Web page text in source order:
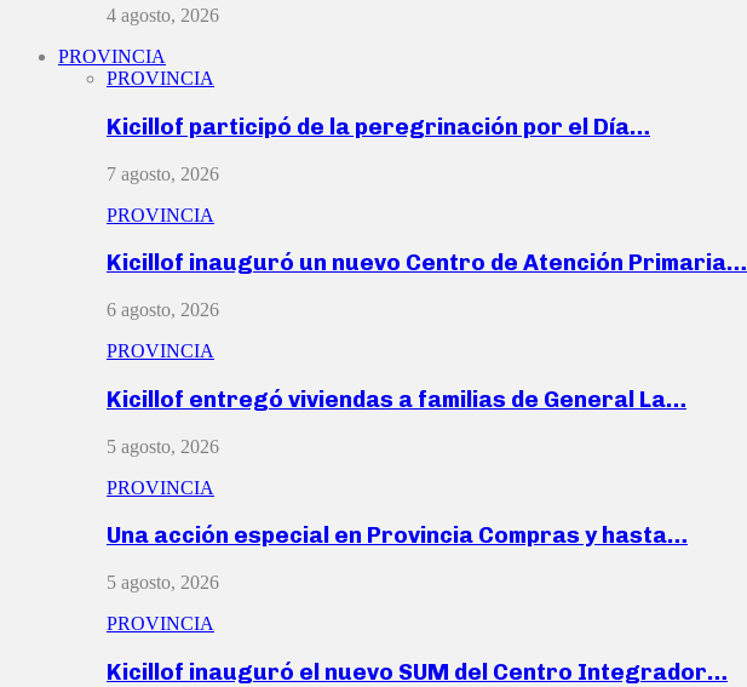
4 agosto, 2026
PROVINCIA
PROVINCIA
Kicillof participó de la peregrinación por el Día…
7 agosto, 2026
PROVINCIA
Kicillof inauguró un nuevo Centro de Atención Primaria…
6 agosto, 2026
PROVINCIA
Kicillof entregó viviendas a familias de General La…
5 agosto, 2026
PROVINCIA
Una acción especial en Provincia Compras y hasta…
5 agosto, 2026
PROVINCIA
Kicillof inauguró el nuevo SUM del Centro Integrador…